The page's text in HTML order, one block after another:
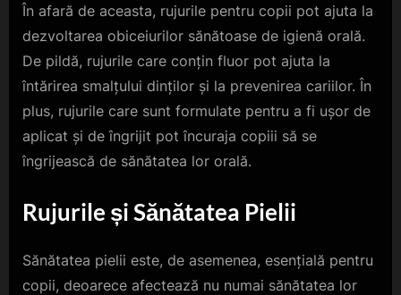
În afară de aceasta, rujurile pentru copii pot ajuta la
dezvoltarea obiceiurilor sănătoase de igienă orală.
De pildă, rujurile care conțin fluor pot ajuta la
întărirea smalțului dinților și la prevenirea cariilor. În
plus, rujurile care sunt formulate pentru a fi ușor de
aplicat și de îngrijit pot încuraja copiii să se
îngrijească de sănătatea lor orală.
Rujurile și Sănătatea Pielii
Sănătatea pielii este, de asemenea, esențială pentru
copii, deoarece afectează nu numai sănătatea lor